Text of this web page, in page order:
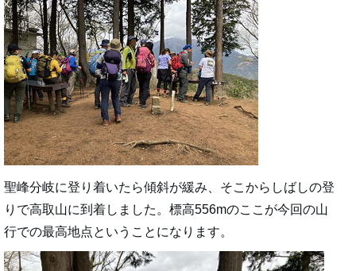
聖峰分岐に登り着いたら傾斜が緩み、そこからしばしの登
りで高取山に到着しました。標高556mのここが今回の山
行での最高地点ということになります。